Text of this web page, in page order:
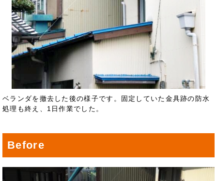
ベランダを撤去した後の様子です。固定していた金具跡の防水
処理も終え、1日作業でした。
Before